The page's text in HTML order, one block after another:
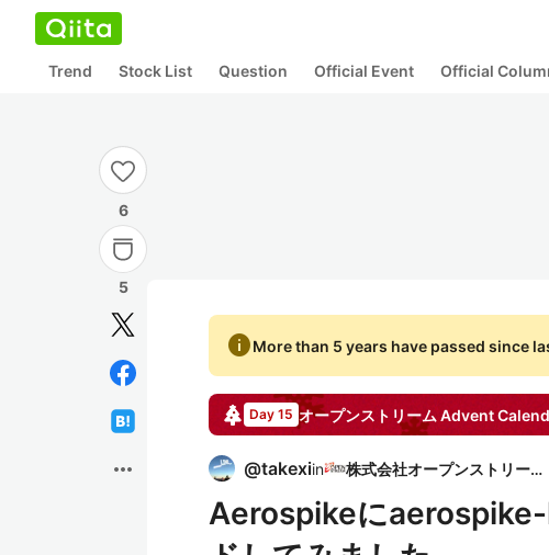
Trend Stock List Question Official Event Official
6
5
more_horiz
infoMore than 5 years have passed since
Day 15 オープンストリーム Advent
@takexiin 株式会社オープンストリーム
Aerospikeに